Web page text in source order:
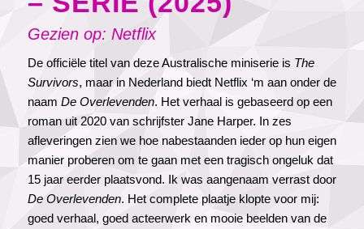
Gezien op: Netflix
De officiële titel van deze Australische miniserie is The
Survivors, maar in Nederland biedt Netflix ‘m aan onder de
naam De Overlevenden. Het verhaal is gebaseerd op een
roman uit 2020 van schrijfster Jane Harper. In zes
afleveringen zien we hoe nabestaanden ieder op hun eigen
manier proberen om te gaan met een tragisch ongeluk dat
15 jaar eerder plaatsvond. Ik was aangenaam verrast door
De Overlevenden. Het complete plaatje klopte voor mij:
goed verhaal, goed acteerwerk en mooie beelden van de